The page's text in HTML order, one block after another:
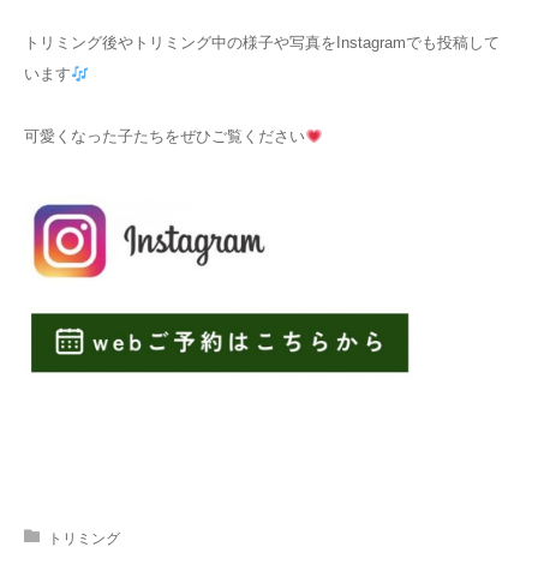
トリミング後やトリミング中の様子や写真をInstagramでも投稿して
います
可愛くなった子たちをぜひご覧ください
トリミング